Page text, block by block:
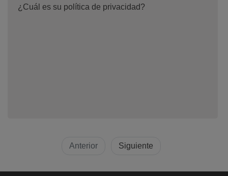
¿Cuál es su política de privacidad?
Anterior Siguiente